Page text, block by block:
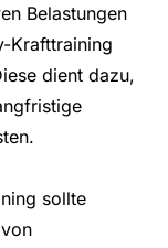
Belastungen
Krafttraining
dient dazu,
sollte